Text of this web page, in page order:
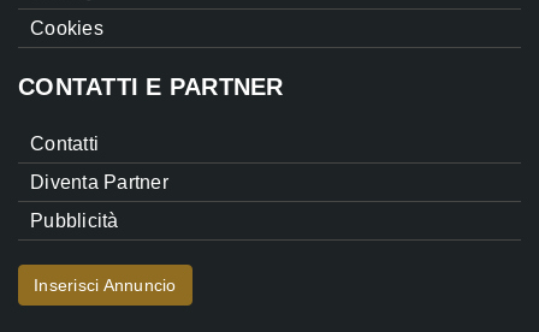
Cookies
CONTATTI E PARTNER
Contatti
Diventa Partner
Pubblicità
Inserisci Annuncio